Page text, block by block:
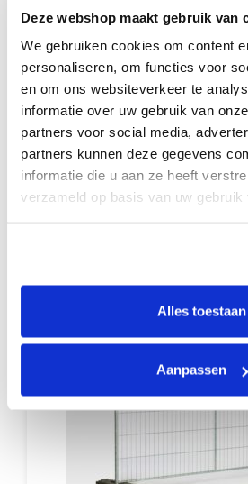
Deze webshop maakt gebruik van
We gebruiken cookies om content
personaliseren, om functies voor
en om ons websiteverkeer te
informatie over uw gebruik van
partners voor social media,
partners kunnen deze gegevens
informatie die u aan ze heeft
verzameld op basis van uw gebruik
onze cookies en uw voorkeuren
‘Accepteren’ te klikken, gaat u
van alle cookies zoals omschreven
Alles toestaan
Aanpassen
Naverzinkt bouwhek
Maaswijdte: 100x295mm
Met middenbuis
Vanaf
Bouwhek Mobi Pro